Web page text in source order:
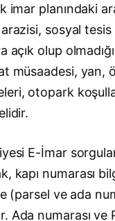
imar planındaki
sosyal tesis
açık olup
müsaadesi, yan,
otopark
E-İmar
kapı numarası
(parsel ve ada
Ada numarası ve